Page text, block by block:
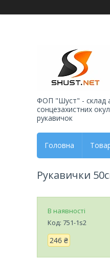
ФОП "Шуст" - склад
сонцезахистних
рукавичок
Головна
Рукавички
В наявності
Код: 751-1s2
246 ₴